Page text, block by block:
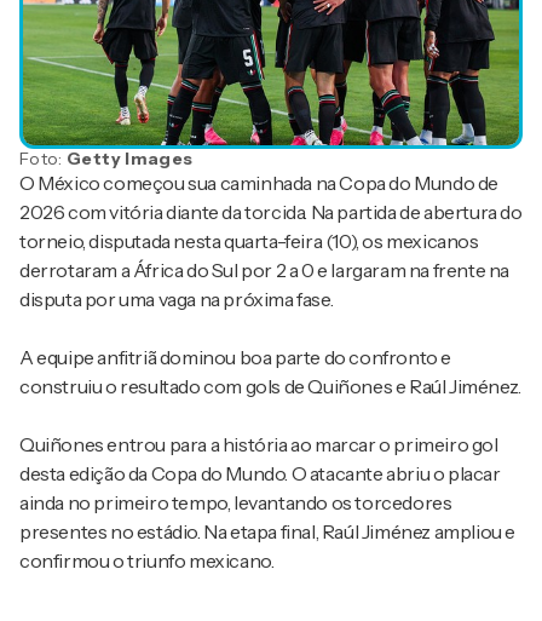
Foto: Getty Images
O México começou sua caminhada na Copa do Mundo de
2026 com vitória diante da torcida. Na partida de abertura do
torneio, disputada nesta quarta-feira (10), os mexicanos
derrotaram a África do Sul por 2 a 0 e largaram na frente na
disputa por uma vaga na próxima fase.
A equipe anfitriã dominou boa parte do confronto e
construiu o resultado com gols de Quiñones e Raúl Jiménez.
Quiñones entrou para a história ao marcar o primeiro gol
desta edição da Copa do Mundo. O atacante abriu o placar
ainda no primeiro tempo, levantando os torcedores
presentes no estádio. Na etapa final, Raúl Jiménez ampliou e
confirmou o triunfo mexicano.